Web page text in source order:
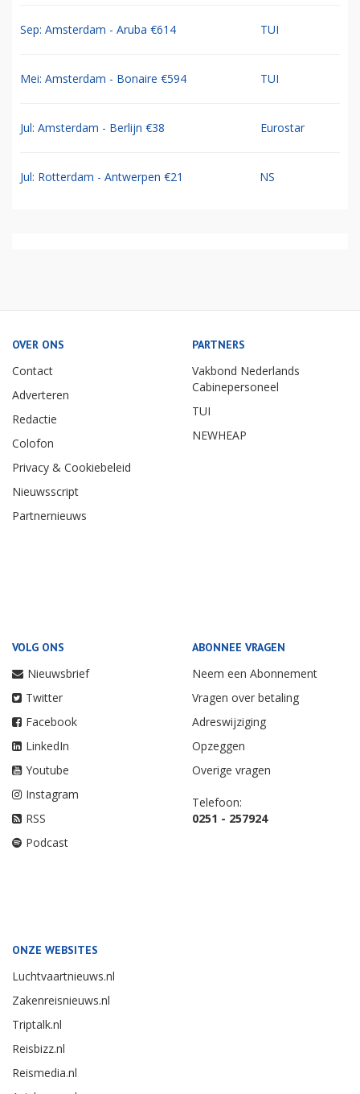
Sep: Amsterdam - Aruba €614 TUI
Mei: Amsterdam - Bonaire €594 TUI
Jul: Amsterdam - Berlijn €38 Eurostar
Jul: Rotterdam - Antwerpen €21 NS
OVER ONS
Contact
Adverteren
Redactie
Colofon
Privacy & Cookiebeleid
Nieuwsscript
Partnernieuws
PARTNERS
Vakbond Nederlands
Cabinepersoneel
TUI
NEWHEAP
VOLG ONS
Nieuwsbrief
Twitter
Facebook
LinkedIn
Youtube
Instagram
RSS
Podcast
ABONNEE VRAGEN
Neem een Abonnement
Vragen over betaling
Adreswijziging
Opzeggen
Overige vragen
Telefoon:
0251 - 257924
ONZE WEBSITES
Luchtvaartnieuws.nl
Zakenreisnieuws.nl
Triptalk.nl
Reisbizz.nl
Reismedia.nl